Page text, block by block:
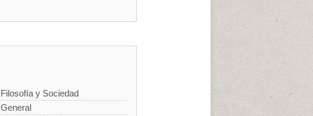
Filosofía y Sociedad
General